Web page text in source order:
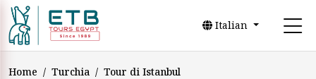
Italian
Home Turchia Tour di Istanbul